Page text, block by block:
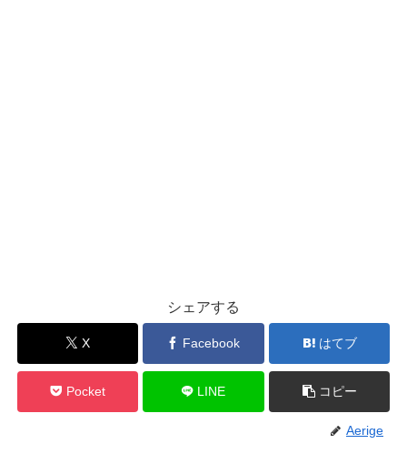
シェアする
X Facebook はてブ
Pocket LINE コピー
Aerige